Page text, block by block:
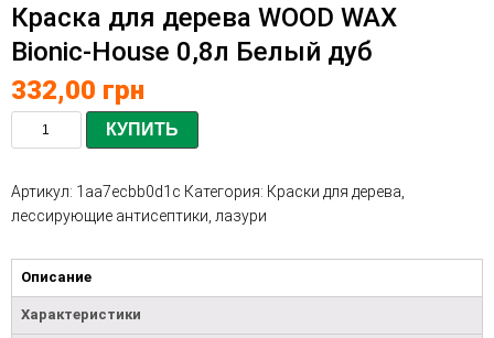
Краска для дерева WOOD WAX
Bionic-House 0,8л Белый дуб
332,00 грн
КУПИТЬ
Артикул: 1aa7ecbb0d1c Категория: Краски для дерева,
лессирующие антисептики, лазури
Описание
Характеристики